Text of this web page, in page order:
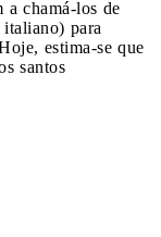
a chamá-los de
para
estima-se que
santos